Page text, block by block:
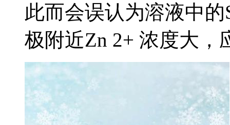
此而会误认为溶液中
极附近Zn 2+ 浓度大，